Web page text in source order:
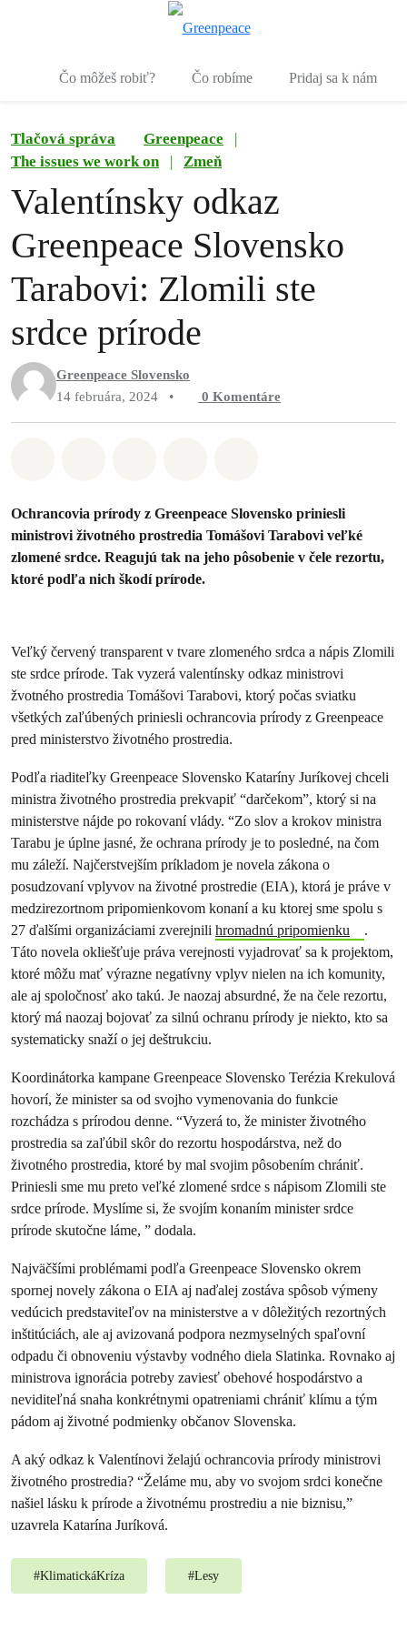
Čo môžeš robiť? Čo robíme Pridaj sa k nám
Tlačová správa Greenpeace
|
The issues we work on
| Zmeň
Valentínsky odkaz
Greenpeace Slovensko
Tarabovi: Zlomili ste
srdce prírode
Greenpeace Slovensko
14 februára, 2024
• 0 Komentáre
Ochrancovia prírody z Greenpeace Slovensko priniesli
ministrovi životného prostredia Tomášovi Tarabovi veľké
zlomené srdce. Reagujú tak na jeho pôsobenie v čele rezortu,
ktoré podľa nich škodí prírode.
Veľký červený transparent v tvare zlomeného srdca a nápis Zlomili
ste srdce prírode. Tak vyzerá valentínsky odkaz ministrovi
žvotného prostredia Tomášovi Tarabovi, ktorý počas sviatku
všetkých zaľúbených priniesli ochrancovia prírody z Greenpeace
pred ministerstvo životného prostredia.
Podľa riaditeľky Greenpeace Slovensko Kataríny Juríkovej chceli
ministra životného prostredia prekvapiť “darčekom”, ktorý si na
ministerstve nájde po rokovaní vlády. “Zo slov a krokov ministra
Tarabu je úplne jasné, že ochrana prírody je to posledné, na čom
mu záleží. Najčerstvejším príkladom je novela zákona o
posudzovaní vplyvov na životné prostredie (EIA), ktorá je práve v
medzirezortnom pripomienkovom konaní a ku ktorej sme spolu s
27 ďalšími organizáciami zverejnili hromadnú pripomienku
.
Táto novela okliešťuje práva verejnosti vyjadrovať sa k projektom,
ktoré môžu mať výrazne negatívny vplyv nielen na ich komunity,
ale aj spoločnosť ako takú. Je naozaj absurdné, že na čele rezortu,
ktorý má naozaj bojovať za silnú ochranu prírody je niekto, kto sa
systematicky snaží o jej deštrukciu.
Koordinátorka kampane Greenpeace Slovensko Terézia Krekulová
hovorí, že minister sa od svojho vymenovania do funkcie
rozchádza s prírodou denne. “Vyzerá to, že minister životného
prostredia sa zaľúbil skôr do rezortu hospodárstva, než do
životného prostredia, ktoré by mal svojim pôsobením chrániť.
Priniesli sme mu preto veľké zlomené srdce s nápisom Zlomili ste
srdce prírode. Myslíme si, že svojím konaním minister srdce
prírode skutočne láme, ” dodala.
Najväčšími problémami podľa Greenpeace Slovensko okrem
spornej novely zákona o EIA aj naďalej zostáva spôsob výmeny
vedúcich predstaviteľov na ministerstve a v dôležitých rezortných
inštitúciách, ale aj avizovaná podpora nezmyselných spaľovní
odpadu či obnoveniu výstavby vodného diela Slatinka. Rovnako aj
ministrova ignorácia potreby zaviesť obehové hospodárstvo a
neviditeľná snaha konkrétnymi opatreniami chrániť klímu a tým
pádom aj životné podmienky občanov Slovenska.
A aký odkaz k Valentínovi želajú ochrancovia prírody ministrovi
životného prostredia? “Želáme mu, aby vo svojom srdci konečne
našiel lásku k prírode a životnému prostrediu a nie biznisu,”
uzavrela Katarína Juríková.
#KlimatickáKríza #Lesy